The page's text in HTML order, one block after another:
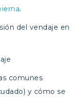
.
del vendaje en
comunes
y cómo se